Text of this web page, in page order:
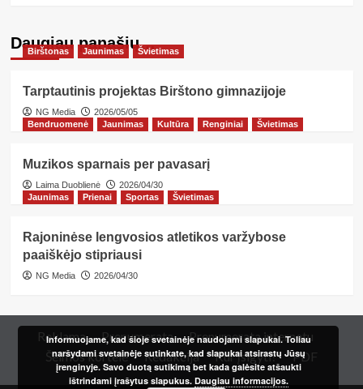
Daugiau panašių…
Birštonas Jaunimas Švietimas
Tarptautinis projektas Birštono gimnazijoje
NG Media
2026/05/05
Bendruomenė
Jaunimas Kultūra Renginiai Švietimas
Muzikos sparnais per pavasarį
Laima Duoblienė
2026/04/30
Jaunimas
Prienai Sportas Švietimas
Rajoninėse lengvosios atletikos varžybose
paaiškėjo stipriausi
NG Media 2026/04/30
Reklama Prenumerata
Prenumerata internetu
Šeimos kortelė
Redakcija Kur įsigyti? PDF
Informuojame, kad šioje svetainėje naudojami slapukai. Toliau
naršydami svetainėje sutinkate, kad slapukai atsirastų Jūsų
įrenginyje. Savo duotą sutikimą bet kada galėsite atšaukti
ištrindami įrašytus slapukus. Daugiau informacijos.